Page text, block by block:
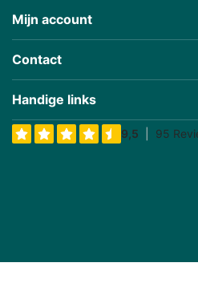
Mijn account
Contact
Handige links